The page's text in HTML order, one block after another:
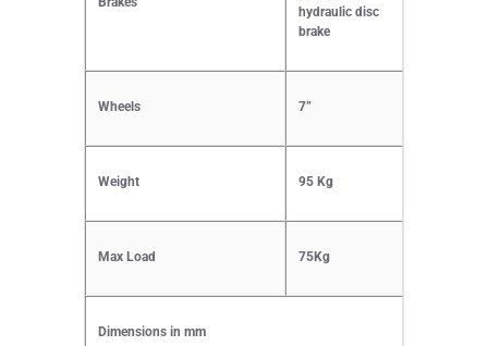
hydraulic disc
brake
Wheels 7”
Weight 95 Kg
Max Load 75Kg
Dimensions in mm